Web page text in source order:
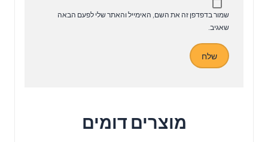
שמור בדפדפן זה את השם, האימייל והאתר שלי לפעם הבאה
שאגיב.
מוצרים דומים